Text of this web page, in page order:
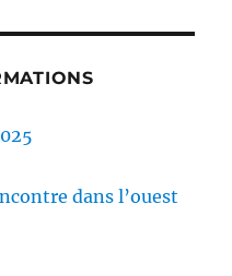
dans l’ouest